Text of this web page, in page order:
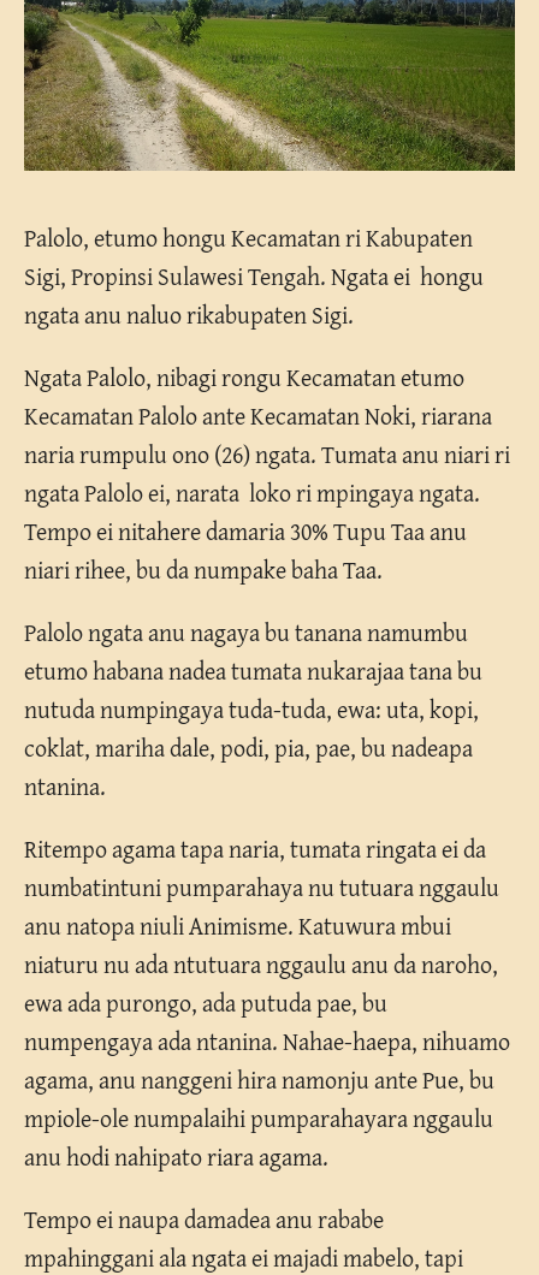
Palolo, etumo hongu Kecamatan ri Kabupaten
Sigi, Propinsi Sulawesi Tengah. Ngata ei hongu
ngata anu naluo rikabupaten Sigi.
Ngata Palolo, nibagi rongu Kecamatan etumo
Kecamatan Palolo ante Kecamatan Noki, riarana
naria rumpulu ono (26) ngata. Tumata anu niari ri
ngata Palolo ei, narata loko ri mpingaya ngata.
Tempo ei nitahere damaria 30% Tupu Taa anu
niari rihee, bu da numpake baha Taa.
Palolo ngata anu nagaya bu tanana namumbu
etumo habana nadea tumata nukarajaa tana bu
nutuda numpingaya tuda-tuda, ewa: uta, kopi,
coklat, mariha dale, podi, pia, pae, bu nadeapa
ntanina.
Ritempo agama tapa naria, tumata ringata ei da
numbatintuni pumparahaya nu tutuara nggaulu
anu natopa niuli Animisme. Katuwura mbui
niaturu nu ada ntutuara nggaulu anu da naroho,
ewa ada purongo, ada putuda pae, bu
numpengaya ada ntanina. Nahae-haepa, nihuamo
agama, anu nanggeni hira namonju ante Pue, bu
mpiole-ole numpalaihi pumparahayara nggaulu
anu hodi nahipato riara agama.
Tempo ei naupa damadea anu rababe
mpahinggani ala ngata ei majadi mabelo, tapi